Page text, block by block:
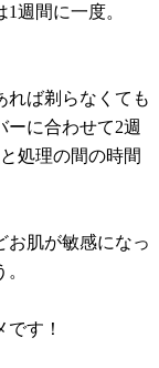
週間に一度。
れば剃らなくても
ーに合わせて2週
処理の間の時間
お肌が敏感になっ
す！